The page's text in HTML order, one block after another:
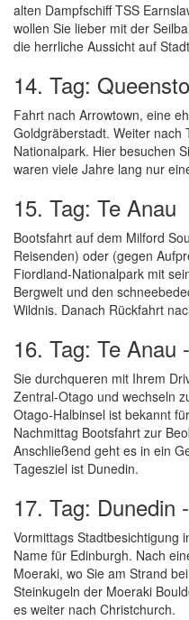
alten Dampfschiff TSS
wollen Sie lieber mit der
die herrliche Aussicht auf
14. Tag:
Fahrt nach Arrowtown, eine
Goldgräberstadt. Weiter nach
Nationalpark. Hier besuchen
waren viele Jahre lang nur
15. Tag: Te Anau
Bootsfahrt auf dem Milford
Reisenden) oder (gegen
Fiordland-Nationalpark mit
Bergwelt und den
Wildnis. Danach Rückfahrt
16. Tag: Te Anau
Sie durchqueren mit Ihrem
Zentral-Otago und wechseln
Otago-Halbinsel ist bekannt
Nachmittag Bootsfahrt zur
Anschließend geht es in ein
Tagesziel ist Dunedin.
17. Tag: Dunedin
Vormittags Stadtbesichtigung
Name für Edinburgh. Nach
Moeraki, wo Sie am Strand
Steinkugeln der Moeraki
es weiter nach Christchurch.